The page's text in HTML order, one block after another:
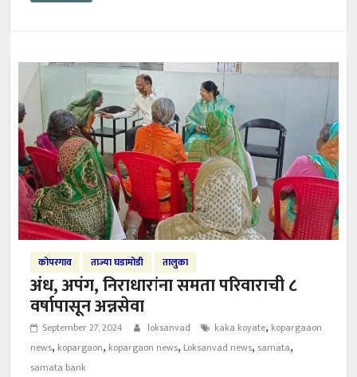
कोपरगाव ताज्या घडामोडी तालुका
अंध, अपंग, निराधारांना समता परिवाराची ८
वर्षापासून अन्नसेवा
September 27, 2024 loksanvad kaka koyate, kopargaaon
news, kopargaon, kopargaon news, Loksanvad news, samata,
samata bank